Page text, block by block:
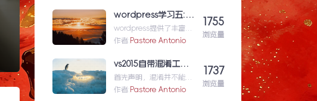
（权限总结1）
wordpress提供了丰富的
xmlrpc接口api来供我们
的开源社区有人
过wordpress_xmlrpc的
python包远程操作
作者:Pastore Antonio
1755
浏览量
vs2015自带混淆工具DotFuscator使用方法（超简单）
首先声明，混淆并不能防
反编译工具，只能增加反
作者:Pastore Antonio
1737
浏览量